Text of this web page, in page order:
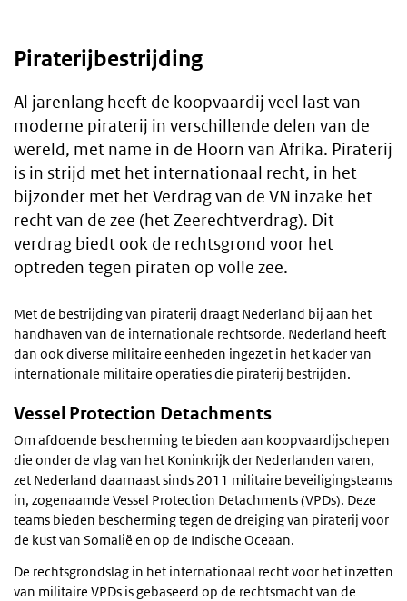
Piraterijbestrijding
Al jarenlang heeft de koopvaardij veel last van
moderne piraterij in verschillende delen van de
wereld, met name in de Hoorn van Afrika. Piraterij
is in strijd met het internationaal recht, in het
bijzonder met het Verdrag van de VN inzake het
recht van de zee (het Zeerechtverdrag). Dit
verdrag biedt ook de rechtsgrond voor het
optreden tegen piraten op volle zee.
Met de bestrijding van piraterij draagt Nederland bij aan het
handhaven van de internationale rechtsorde. Nederland heeft
dan ook diverse militaire eenheden ingezet in het kader van
internationale militaire operaties die piraterij bestrijden.
Vessel Protection Detachments
Om afdoende bescherming te bieden aan koopvaardijschepen
die onder de vlag van het Koninkrijk der Nederlanden varen,
zet Nederland daarnaast sinds 2011 militaire beveiligingsteams
in, zogenaamde Vessel Protection Detachments (VPDs). Deze
teams bieden bescherming tegen de dreiging van piraterij voor
de kust van Somalië en op de Indische Oceaan.
De rechtsgrondslag in het internationaal recht voor het inzetten
van militaire VPDs is gebaseerd op de rechtsmacht van de